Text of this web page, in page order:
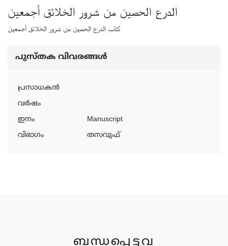
الدرع الحصين من شرور الخلائق أجمعين
كتاب الدرع الحصين من شرور الخلائق أجمعين
പുസ്‌തക വിവരങ്ങള്‍
പ്രസാധകന്‍
വര്‍ഷം
ഇനം
Manuscript
വിഭാഗം
തസവുഫ്‌
ബന്ധപ്പെട്ടവ